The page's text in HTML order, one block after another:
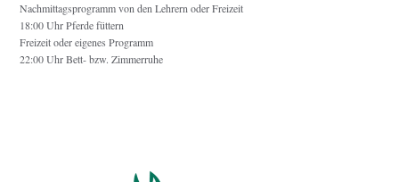
Nachmittagsprogramm von den Lehrern oder Freizeit
18:00 Uhr Pferde füttern
Freizeitoder eigenes Programm
22:00 Uhr Bett- bzw. Zimmerruhe